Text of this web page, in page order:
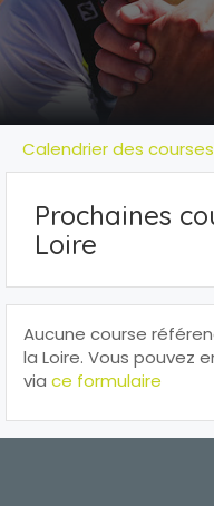
Calendrier des courses
Prochaines
Loire
Aucune course
la Loire. Vous pouvez
via ce formulaire